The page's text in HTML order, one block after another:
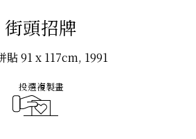
展覽
街頭招牌
貼 91 x 117cm, 1991
投選複製畫